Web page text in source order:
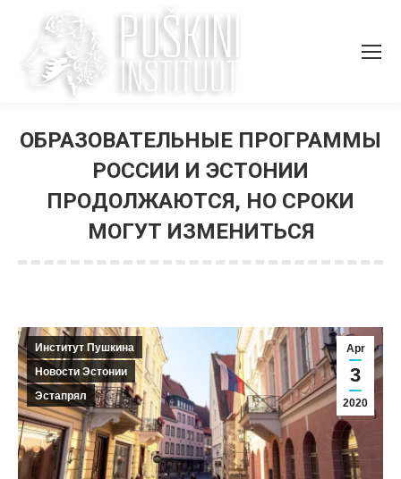
ОБРАЗОВАТЕЛЬНЫЕ ПРОГРАММЫ
РОССИИ И ЭСТОНИИ
ПРОДОЛЖАЮТСЯ, НО СРОКИ
МОГУТ ИЗМЕНИТЬСЯ
Apr
3
2020
Институт Пушкина
Новости Эстонии
Эстапрял